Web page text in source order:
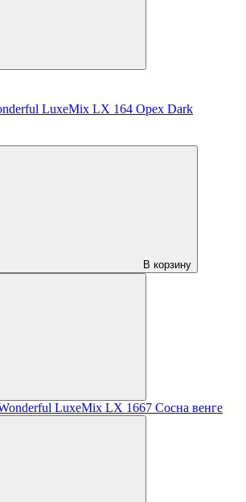
LuxeMix LX 164 Орех Dark
В корзину